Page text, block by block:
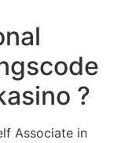
?
Associate in